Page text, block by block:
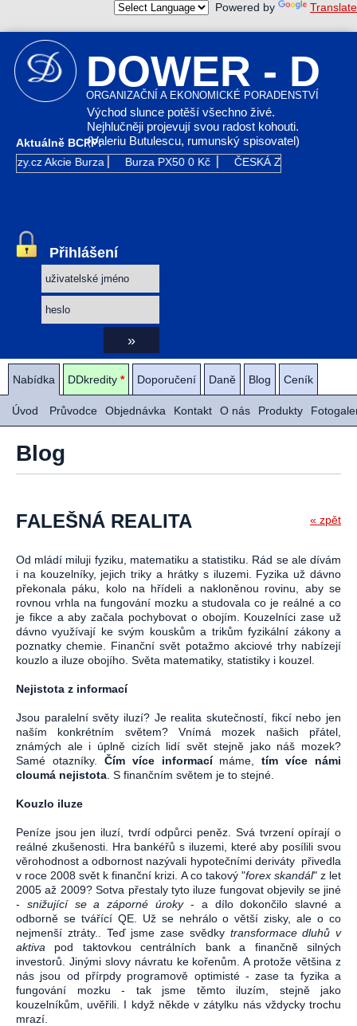
Powered by Translate
DOWER - D
ORGANIZAČNÍ A EKONOMICKÉ PORADENSTVÍ
Východ slunce potěší všechno živé.
Nejhlučněji projevují svou radost kohouti.
(Valeriu Butulescu, rumunský spisovatel)
Aktuálně BCPP:
Akcie Burza Burza PX50 0 Kč ČESKÁ ZBROJOVKA GR
Přihlášení
Nabídka DDkredity * Doporučení Daně Blog Ceník
Úvod Průvodce Objednávka Kontakt O nás Produkty
Blog
FALEŠNÁ REALITA « zpět
Od mládí miluji fyziku, matematiku a statistiku. Rád se ale dívám
i na kouzelníky, jejich triky a hrátky s iluzemi. Fyzika už dávno
překonala páku, kolo na hřídeli a nakloněnou rovinu, aby se
rovnou vrhla na fungování mozku a studovala co je reálné a co
je fikce a aby začala pochybovat o obojím. Kouzelníci zase už
dávno využívají ke svým kouskům a trikům fyzikální zákony a
poznatky chemie. Finanční svět potažmo akciové trhy nabízejí
kouzlo a iluze obojího. Světa matematiky, statistiky i kouzel.
Nejistota z informací
Jsou paralelní světy iluzí? Je realita skutečností, fikcí nebo jen
naším konkrétním světem? Vnímá mozek našich přátel,
známých ale i úplně cizích lidí svět stejně jako náš mozek?
Samé otazníky. Čím více informací máme,tím více námi
cloumá nejistota . S finančním světem je to stejné.
Kouzlo iluze
Peníze jsou jen iluzí, tvrdí odpůrci peněz. Svá tvrzení opírají o
reálné zkušenosti. Hra bankéřů s iluzemi, které aby posílili svou
věrohodnost a odbornost nazývali hypotečními deriváty přivedla
v roce 2008 svět k finanční krizi. A co takový "forex skandál" z let
2005 až 2009? Sotva přestaly tyto iluze fungovat objevily se jiné
- snižující se a záporné úroky - a dílo dokončilo slavné a
odborně se tvářící QE. Už se nehrálo o větší zisky, ale o co
nejmenší ztráty.. Teď jsme zase svědkytransformace dluhů v
aktiva pod taktovkou centrálních bank a finančně silných
investorů. Jinými slovy návratu ke kořenům. A protože většina z
nás jsou od přírpdy programově optimisté - zase ta fyzika a
fungování mozku - tak jsme těmto iluzím, stejně jako
kouzelníkům, uvěřili. I když někde v zátylku nás vždycky trochu
mrazí.